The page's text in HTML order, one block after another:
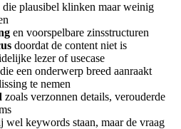
die plausibel klinken maar weinig
en voorspelbare zinsstructuren
doordat de content niet is
lezer of usecase
die een onderwerp breed aanraakt
te nemen
zoals verzonnen details, verouderde
wel keywords staan, maar de vraag